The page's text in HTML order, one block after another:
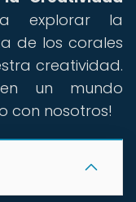
explorar la
de los corales
creatividad.
un mundo
con nosotros!